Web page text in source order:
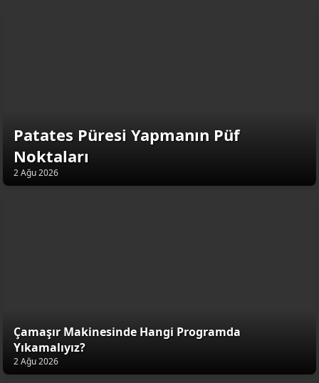
Patates Püresi Yapmanın Püf
Noktaları
2 Ağu 2026
Çamaşır Makinesinde Hangi Programda
Yıkamalıyız?
2 Ağu 2026